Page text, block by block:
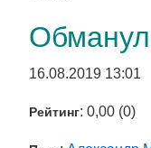
16.08.2019 13:01
Рейтинг: 0,00 (0)